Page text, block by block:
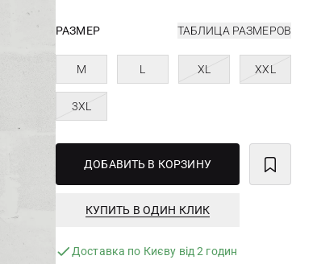
РАЗМЕР ТАБЛИЦА РАЗМЕРОВ
M L XL XXL
3XL
ДОБАВИТЬ В КОРЗИНУ
КУПИТЬ В ОДИН КЛИК
Доставка по Києву від 2 годин